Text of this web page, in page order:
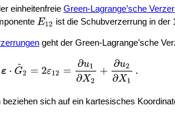
einheitenfreie Green-Lagrange’sche
ist die Schubverzerrung in der
geht der Green-Lagrange’sche
beziehen sich auf ein kartesisches